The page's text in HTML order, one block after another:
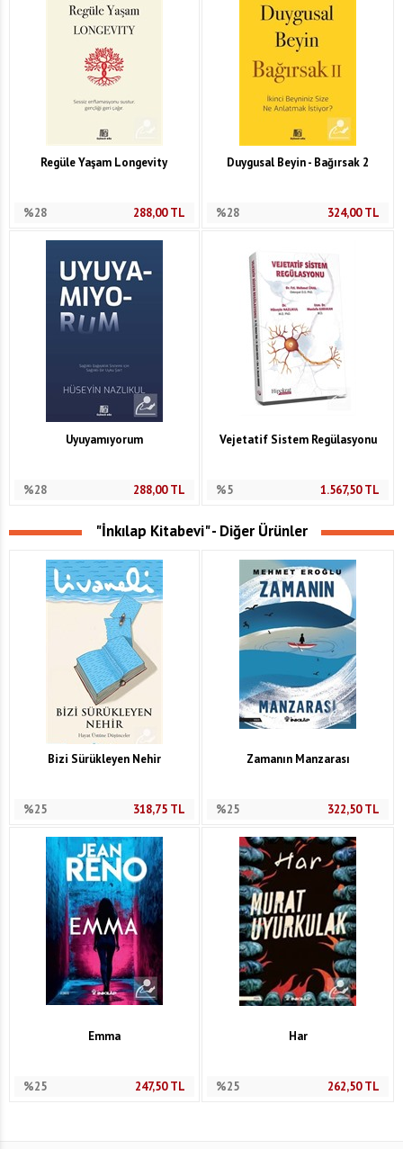
Regüle Yaşam Longevity
%28 288,00TL
Duygusal Beyin - Bağırsak 2
%28 324,00TL
Uyuyamıyorum
%28 288,00TL
Vejetatif Sistem Regülasyonu
%5 1.567,50TL
"İnkılap Kitabevi" - Diğer Ürünler
Bizi Sürükleyen Nehir
%25 318,75TL
Zamanın Manzarası
%25 322,50TL
Emma
%25 247,50TL
Har
%25 262,50TL